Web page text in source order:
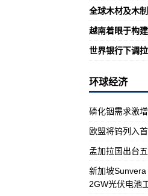
全球木材及木
越南着眼于构
世界银行下调
环球经济
磷化铟需求激
欧盟将钨列入
孟加拉国出台
新加坡
2GW光伏电池